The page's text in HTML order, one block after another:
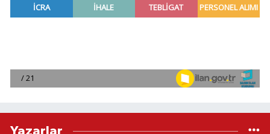
Yazarlar